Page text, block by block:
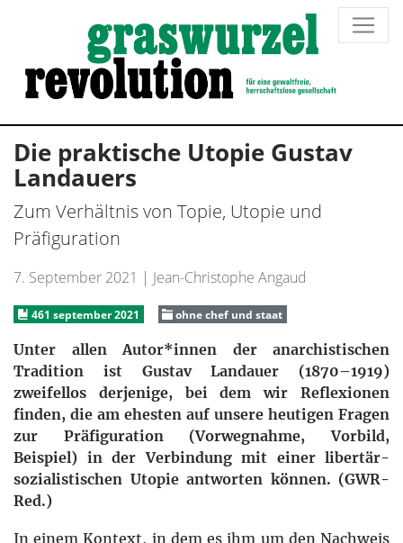
Die praktische Utopie Gustav
Landauers
Zum Verhältnis von Topie, Utopie und
Präfiguration
7. September 2021 | Jean-Christophe Angaud
461 september 2021 ohne chef und staat
Unter allen Autor*innen der anarchistischen
Tradition ist Gustav Landauer (1870–1919)
zweifellos derjenige, bei dem wir Reflexionen
finden, die am ehesten auf unsere heutigen Fragen
zur Präfiguration (Vorwegnahme, Vorbild,
Beispiel) in der Verbindung mit einer libertär-
sozialistischen Utopie antworten können. (GWR-
Red.)
In einem Kontext, in dem es ihm um den Nachweis